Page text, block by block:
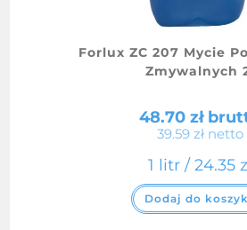
Forlux ZC 207 Mycie
Zmywalnych
48.70 zł
39.59 złnetto
1 litr / 24.35
Dodaj do